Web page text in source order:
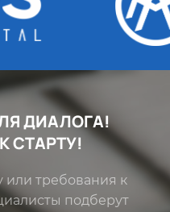
ДИАЛОГА!
СТАРТУ!
требования к
подберут